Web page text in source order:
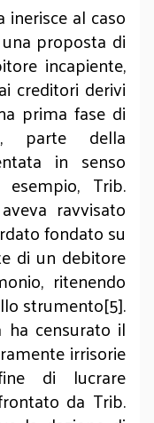
al caso
proposta di
incapiente,
creditori derivi
prima fase di
parte della
in senso
Trib.
ravvisato
fondato su
di un debitore
ritenendo
strumento[5].
ha censurato il
irrisorie
di lucrare
da Trib.